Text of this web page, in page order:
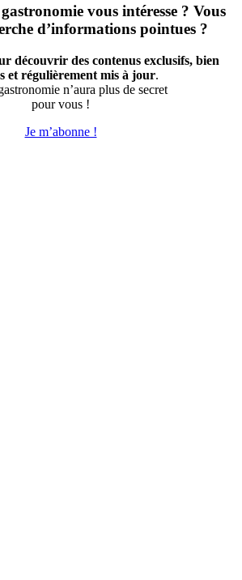
vous intéresse ? Vous
d’informations pointues ?
découvrir des contenus exclusifs, bien
et régulièrement mis à jour.
n’aura plus de secret
pour vous !
Je m’abonne !